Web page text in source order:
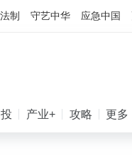
法制 守艺中华 应急中国
产业+ 攻略 更多
歌AI地震！4位顶级研究员离